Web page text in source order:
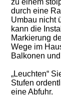
zu einem
durch eine
Umbau nicht
kann die
Markierung
Wege im
Balkonen
„Leuchten“
Stufen
eine Abfuhr.